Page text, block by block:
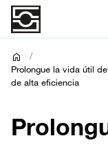
/
Prolongue la vida útil
de alta eficiencia